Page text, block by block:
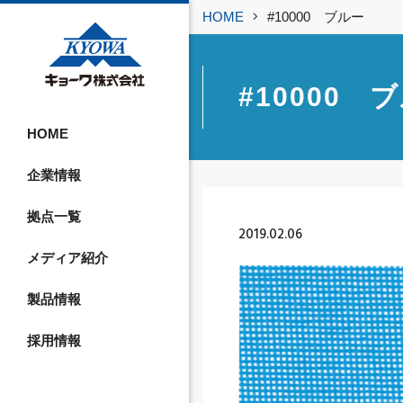
HOME
企業情報
拠点一覧
メディア紹介
製品情報
採用情報
HOME #10000 ブルー
#10000 ブ
2019.02.06